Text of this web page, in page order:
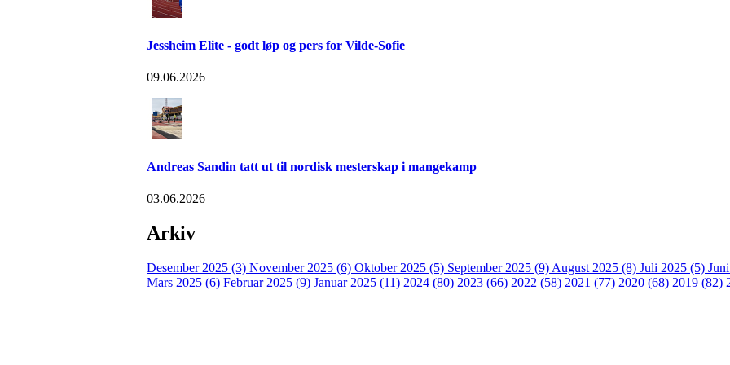
Jessheim Elite - godt løp og pers for Vilde-Sofie
09.06.2026
Andreas Sandin tatt ut til nordisk mesterskap i mangekamp
03.06.2026
Arkiv
Desember 2025 (3) November 2025 (6) Oktober 2025 (5) September 2025 (9) August 2025 (8) Juli 2025 (5)
Mars 2025 (6) Februar 2025 (9) Januar 2025 (11) 2024 (80) 2023 (66) 2022 (58) 2021 (77) 2020 (68) 2019 (82)